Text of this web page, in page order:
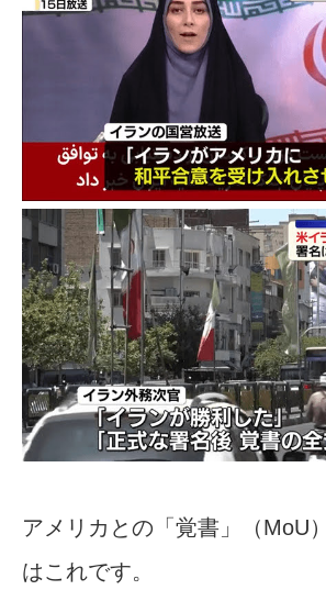
アメリカとの「覚書」（MoU
はこれです。